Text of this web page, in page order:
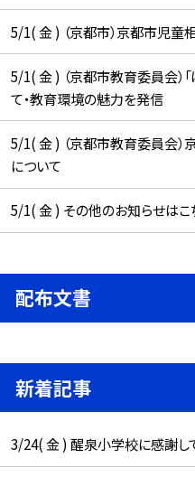
5/1( 金 ) （京都市）京都市児
5/1( 金 ) （京都市教育委員会）
て・教育環境の魅力を発信
5/1( 金 ) （京都市教育委員会
について
5/1( 金 ) その他のお知らせはこ
配布文書
新着記事
3/24( 金 ) 醒泉小学校に感謝し